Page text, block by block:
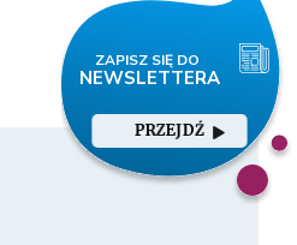
PRZEJDŹ